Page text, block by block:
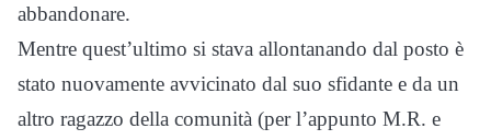
abbandonare.
Mentre quest’ultimo si stava allontanando dal posto è
stato nuovamente avvicinato dal suo sfidante e da un
altro ragazzo della comunità (per l’appunto M.R. e